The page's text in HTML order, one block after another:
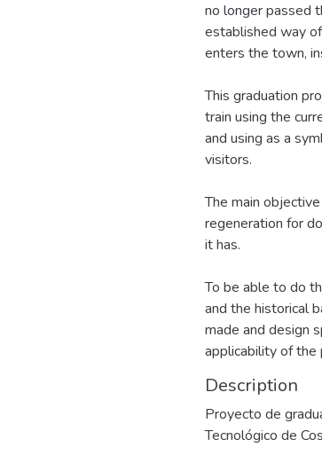
no longer passed
established way
enters the town,
This graduation
train using the
and using as a
visitors.
The main
regeneration for
it has.
To be able to do
and the historical
made and design
applicability of the
Description
Proyecto de
Tecnológico de